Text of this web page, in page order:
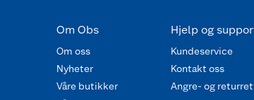
Putevar med bunnåpning
Om Obs
Om oss
Nyheter
Våre butikker
Hjelp og
Kundeservice
Kontakt oss
Angre- og